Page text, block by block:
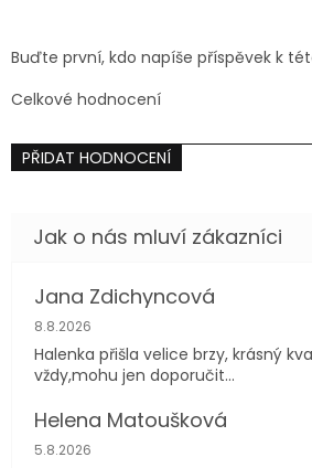
Buďte první, kdo napíše příspěvek k
Celkové hodnocení
PŘIDAT HODNOCENÍ
Jana Zdichyncová
Hodnocení obchodu je 5 z 5
8.8.2026
Halenka přišla velice brzy, krásný
vždy,mohu jen doporučit...
Helena Matoušková
Hodnocení obchodu je 5 z 5
5.8.2026